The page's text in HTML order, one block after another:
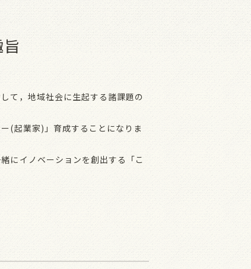
て，地域社会に生起する諸課題の
(起業家)」育成することになりま
にイノベーションを創出する「こ